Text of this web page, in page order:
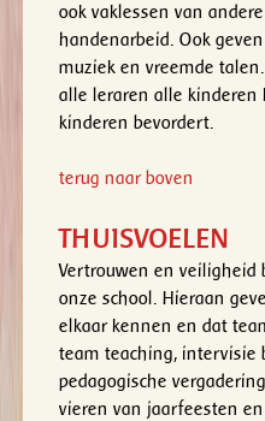
ook vaklessen van
handenarbeid. Ook
muziek en vreemde
alle leraren alle
kinderen bevordert.
terug naar boven
THUISVOELEN
Vertrouwen en veiligheid
onze school. Hieraan
elkaar kennen en dat
team teaching,
pedagogische
vieren van jaarfeesten